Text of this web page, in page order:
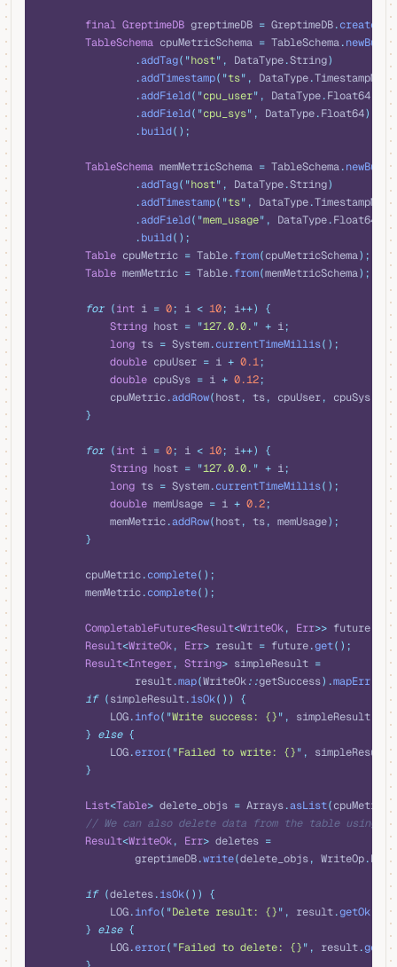
        final
GreptimeDB greptimeDB = GreptimeDB.create
        TableSchema
cpuMetricSchema = TableSchema.
                .
addTag( "host" , DataType.String)
                .
addTimestamp( "ts" , DataType.
                .
addField( "cpu_user" , DataType.Float64
                .
addField( "cpu_sys" , DataType.Float64)
                .
build();
        TableSchema
memMetricSchema = TableSchema.
                .
addTag( "host" , DataType.String)
                .
addTimestamp( "ts" , DataType.
                .
addField( "mem_usage" , DataType.Float64
                .
build();
        Table
cpuMetric = Table.from(cpuMetricSchema);
        Table
memMetric = Table.from(memMetricSchema);
        for
(int i = 0; i < 10; i++)
{
            String
host = "127.0.0. " + i;
            long
ts = System.currentTimeMillis();
            double
cpuUser = i + 0.1;
            double
cpuSys = i + 0.12;
            cpuMetric
.addRow(host, ts, cpuUser, cpuSys
        }
        for
(int i = 0; i < 10; i++)
{
            String
host = "127.0.0. " + i;
            long
ts = System.currentTimeMillis();
            double
memUsage = i + 0.2;
            memMetric
.addRow(host, ts, memUsage);
        }
        cpuMetric
.complete();
        memMetric
.complete();
        CompletableFuture
<Result<WriteOk, Err>> future
        Result
<WriteOk, Err> result = future.get();
        Result
<Integer, String> simpleResult =
                result
.map(WriteOk::getSuccess).mapErr
        if
(simpleResult.isOk())
{
            LOG
.info( "Write success: {}" , simpleResult
        }
else {
            LOG
.error( "Failed to write: {}" , simpleResult .
        }
        List
<Table> delete_objs = Arrays.asList(cpuMetric
// We can also delete data from the table using
        Result
<WriteOk, Err> deletes =
                greptimeDB
.write(delete_objs, WriteOp.
        if
(deletes.isOk())
{
            LOG
.info( "Delete result: {}" , result.getOk ());
        }
else {
            LOG
.error( "Failed to delete: {}" , result.